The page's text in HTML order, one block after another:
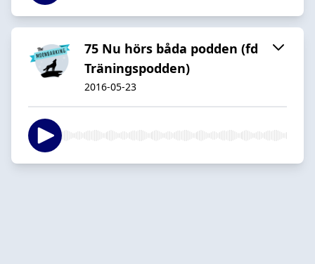
75 Nu hörs båda podden (fd
Träningspodden)
2016-05-23